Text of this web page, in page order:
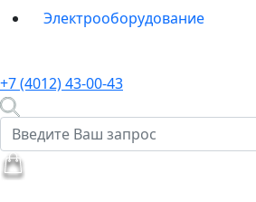
Электрооборудование
+7 (4012) 43-00-43